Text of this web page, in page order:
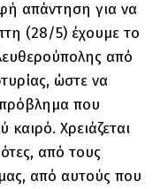
απάντηση για να
(28/5) έχουμε το
από
ώστε να
που
Χρειάζεται
από τους
από αυτούς που